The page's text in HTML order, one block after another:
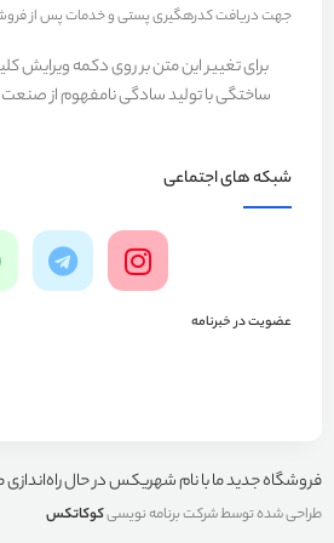
جهت دریافت کدرهگیری پستی و خدمات پس از
برای تغییر این متن بر روی دکمه ویرایش
ساختگی با تولید سادگی نامفهوم از صنعت
شبکه های اجتماعی
عضویت در خبرنامه
فروشگاه جدید ما با نام شهریکس در حال
طراحی شده توسط شرکت برنامه نویسیکوکاتکس